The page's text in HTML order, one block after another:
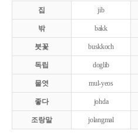
집 jib
밖 bakk
붓꽃 buskkoch
독립 doglib
물엿 mul-yeos
좋다 johda
조랑말 jolangmal